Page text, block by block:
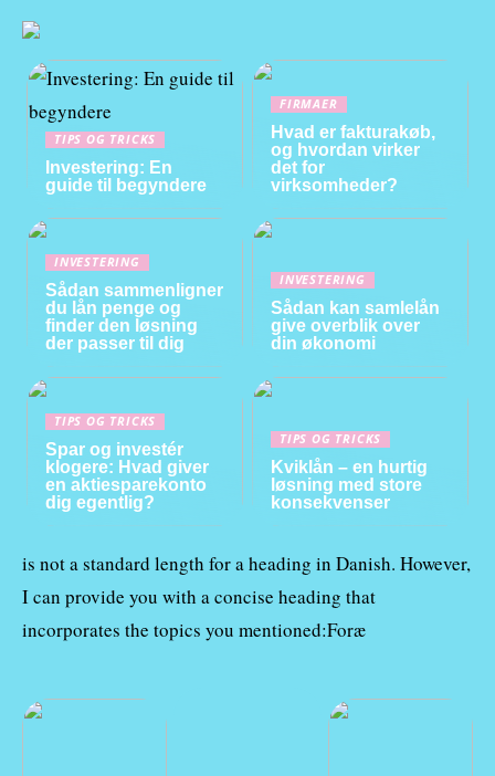
TIPS OG TRICKS
Investering: En
guide til begyndere
FIRMAER
Hvad er fakturakøb,
og hvordan virker
det for
virksomheder?
INVESTERING
Sådan sammenligner
du lån penge og
finder den løsning
der passer til dig
INVESTERING
Sådan kan samlelån
give overblik over
din økonomi
TIPS OG TRICKS
Spar og investér
klogere: Hvad giver
en aktiesparekonto
dig egentlig?
TIPS OG TRICKS
Kviklån – en hurtig
løsning med store
konsekvenser
is not a standard length for a heading in Danish. However,
I can provide you with a concise heading that
incorporates the topics you mentioned:Foræ